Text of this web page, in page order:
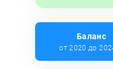
Баланс
от 2020 до